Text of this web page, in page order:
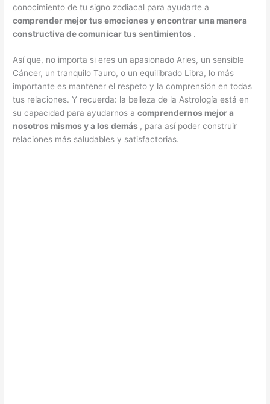
conocimiento de tu signo zodiacal para ayudarte a
comprender mejor tus emociones y encontrar una manera
constructiva de comunicar tus sentimientos .
Así que, no importa si eres un apasionado Aries, un sensible
Cáncer, un tranquilo Tauro, o un equilibrado Libra, lo más
importante es mantener el respeto y la comprensión en todas
tus relaciones. Y recuerda: la belleza de la Astrología está en
su capacidad para ayudarnos acomprendernos mejor a
nosotros mismos y a los demás , para así poder construir
relaciones más saludables y satisfactorias.